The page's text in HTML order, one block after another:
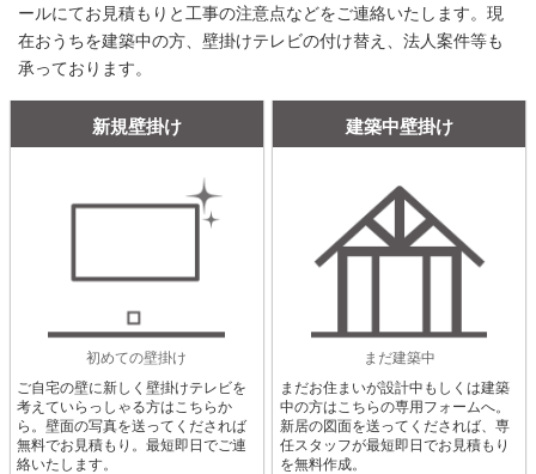
ールにてお見積もりと工事の注意点などをご連絡いたします。現
在おうちを建築中の方、壁掛けテレビの付け替え、法人案件等も
承っております。
新規壁掛け
初めての壁掛け
ご自宅の壁に新しく壁掛けテレビを
考えていらっしゃる方はこちらか
ら。壁面の写真を送ってくだされば
無料でお見積もり。最短即日でご連
絡いたします。
建築中壁掛け
まだ建築中
まだお住まいが設計中もしくは建築
中の方はこちらの専用フォームへ。
新居の図面を送ってくだされば、専
任スタッフが最短即日でお見積もり
を無料作成。